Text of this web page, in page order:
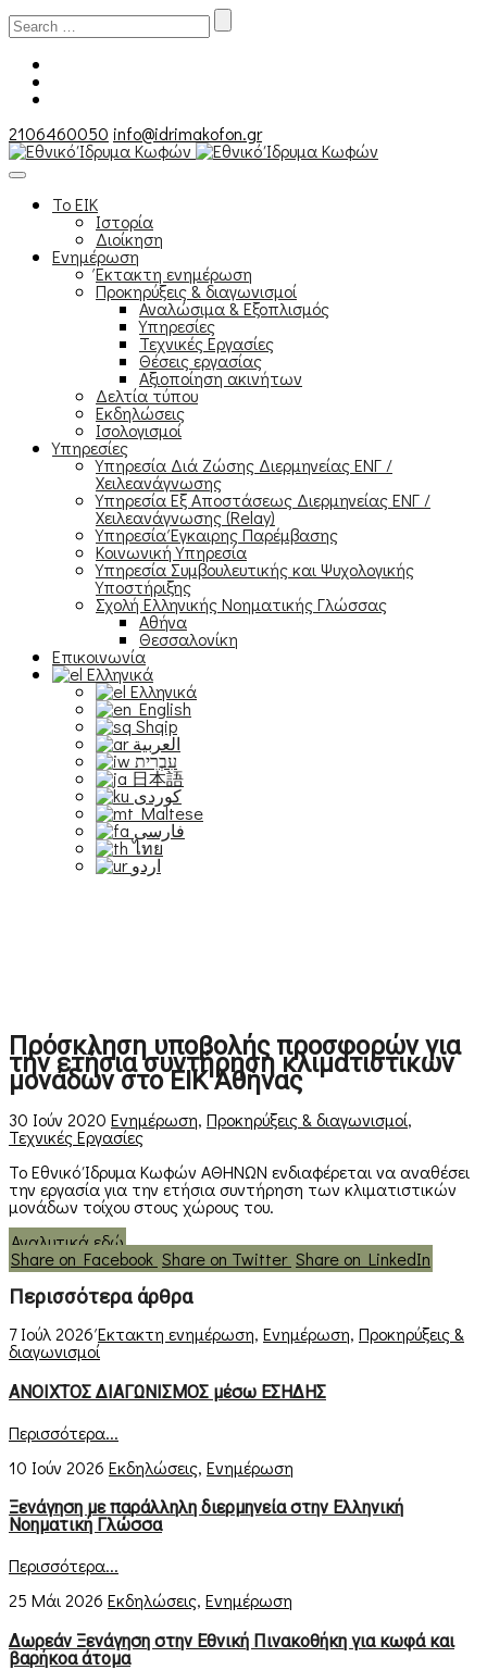
Search
for:
2106460050 info@idrimakofon.gr
Το ΕΙΚ
Ιστορία
Διοίκηση
Ενημέρωση
Έκτακτη ενημέρωση
Προκηρύξεις & διαγωνισμοί
Αναλώσιμα & Εξοπλισμός
Υπηρεσίες
Τεχνικές Εργασίες
Θέσεις εργασίας
Αξιοποίηση ακινήτων
Δελτία τύπου
Εκδηλώσεις
Ισολογισμοί
Υπηρεσίες
Υπηρεσία Διά Ζώσης Διερμηνείας ΕΝΓ /
Χειλεανάγνωσης
Υπηρεσία Εξ Αποστάσεως Διερμηνείας ΕΝΓ /
Χειλεανάγνωσης (Relay)
Υπηρεσία Έγκαιρης Παρέμβασης
Κοινωνική Υπηρεσία
Υπηρεσία Συμβουλευτικής και Ψυχολογικής
Υποστήριξης
Σχολή Ελληνικής Νοηματικής Γλώσσας
Αθήνα
Θεσσαλονίκη
Επικοινωνία
Ελληνικά
Ελληνικά
English
Shqip
العربية
עִבְרִית
日本語
Maltese
فارسی
ไทย
اردو
Πρόσκληση υποβολής προσφορών για
την ετήσια συντήρηση κλιματιστικών
μονάδων στο ΕΙΚ Αθήνας
30 Ιούν 2020 Ενημέρωση, Προκηρύξεις & διαγωνισμοί,
Τεχνικές Εργασίες
Το Εθνικό Ίδρυμα Κωφών ΑΘΗΝΩΝ ενδιαφέρεται να αναθέσει
την εργασία για την ετήσια συντήρηση των κλιματιστικών
μονάδων τοίχου στους χώρους του.
Αναλυτικά εδώ
Share on Facebook Share on Twitter Share on LinkedIn
Περισσότερα άρθρα
7 Ιούλ 2026 Έκτακτη ενημέρωση, Ενημέρωση, Προκηρύξεις &
διαγωνισμοί
ΑΝΟΙΧΤΟΣ ΔΙΑΓΩΝΙΣΜΟΣ μέσω ΕΣΗΔΗΣ
Περισσότερα...
10 Ιούν 2026 Εκδηλώσεις, Ενημέρωση
Ξενάγηση με παράλληλη διερμηνεία στην Ελληνική
Νοηματική Γλώσσα
Περισσότερα...
25 Μάι 2026 Εκδηλώσεις, Ενημέρωση
Δωρεάν Ξενάγηση στην Εθνική Πινακοθήκη για κωφά και
βαρήκοα άτομα